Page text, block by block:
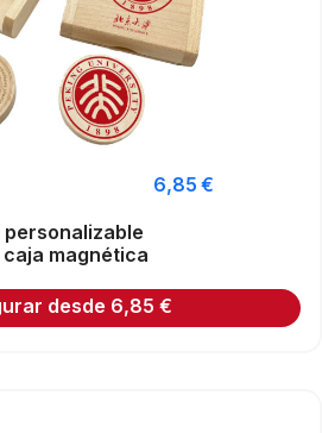
personalizable
magnética
6,85€
desde 6,85 €